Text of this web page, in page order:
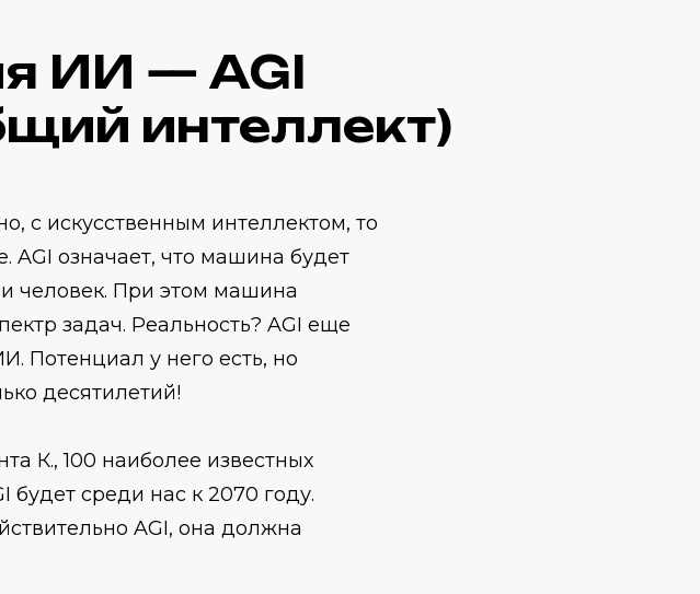
ИИ — AGI
интеллект)
с искусственным интеллектом, то
AGI означает, что машина будет
человек. При этом машина
задач. Реальность? AGI еще
Потенциал у него есть, но
десятилетий!
К., 100 наиболее известных
будет среди нас к 2070 году.
AGI, она должна